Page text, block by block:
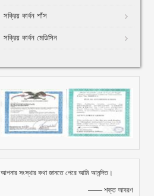
সক্রিয় কার্বন শাঁস
সক্রিয় কার্বন মেডিসিন
আপনার সংস্থার কথা জানতে পেরে আমি আনন্দিত।
—— শক্ত আবরণ